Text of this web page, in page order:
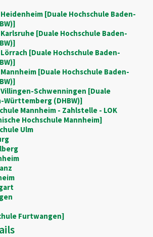
[Duale Hochschule Baden-
[Duale Hochschule Baden-
[Duale Hochschule Baden-
[Duale Hochschule Baden-
Schwenningen [Duale
Württemberg (DHBW)]
Mannheim - Zahlstelle - LOK
Hochschule Mannheim]
Ulm
Furtwangen]